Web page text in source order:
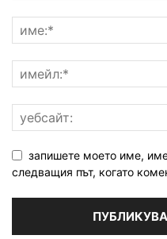
запишете моето име,
следващия път, когато